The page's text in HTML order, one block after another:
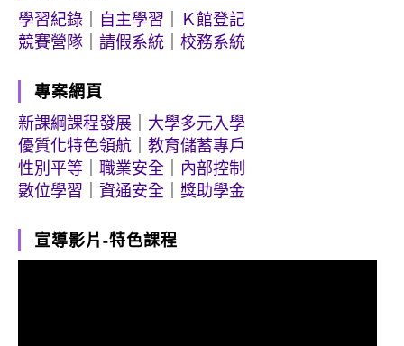
學習紀錄
自主學習
Ｋ館登記
競賽營隊
請假系統 校務系統
專案網頁
新課綱課程發展
大學多元入學
優質化特色領航
教育儲蓄專戶
性別平等
職業安全
內部控制
數位學習
資通安全 獎助學金
宣導影片-特色課程